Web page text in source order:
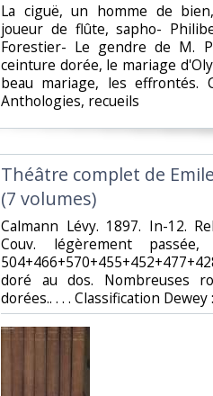
‎La ciguë, un homme de
joueur de flûte, sapho-
Forestier- Le gendre de M.
ceinture dorée, le mariage
beau mariage, les effrontés.
Anthologies, recueils‎
‎Théâtre complet de
(7 volumes)‎
‎Calmann Lévy. 1897. In-12.
Couv. légèrement
doré au dos. Nombreuses
dorées.. . . . Classification